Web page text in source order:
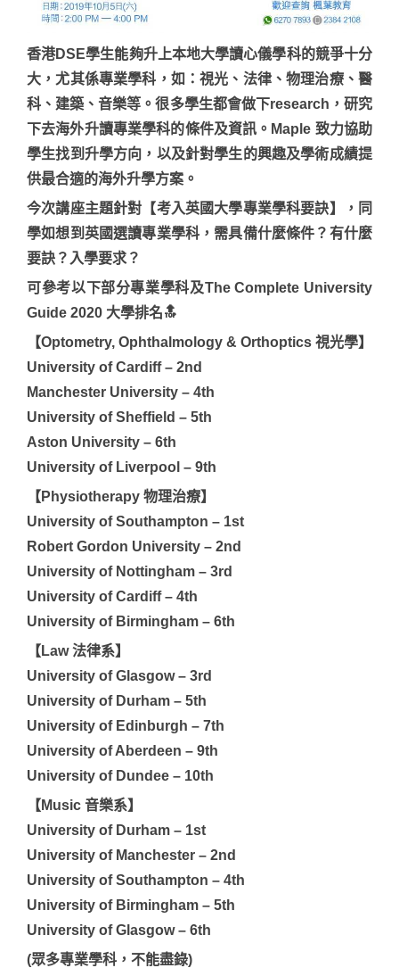
香港DSE學生能夠升上本地大學讀心儀學科的競爭十分
大，尤其係專業學科，如：視光、法律、物理治療、醫
科、建築、音樂等。很多學生都會做下research，研究
下去海外升讀專業學科的條件及資訊。Maple 致力協助
學生找到升學方向，以及針對學生的興趣及學術成績提
供最合適的海外升學方案。
今次講座主題針對【考入英國大學專業學科要訣】，同
學如想到英國選讀專業學科，需具備什麼條件？有什麼
要訣？入學要求？
可參考以下部分專業學科及The Complete University
Guide 2020 大學排名🔝
【Optometry, Ophthalmology & Orthoptics 視光學】
University of Cardiff – 2nd
Manchester University – 4th
University of Sheffield – 5th
Aston University – 6th
University of Liverpool – 9th
【Physiotherapy 物理治療】
University of Southampton – 1st
Robert Gordon University – 2nd
University of Nottingham – 3rd
University of Cardiff – 4th
University of Birmingham – 6th
【Law 法律系】
University of Glasgow – 3rd
University of Durham – 5th
University of Edinburgh – 7th
University of Aberdeen – 9th
University of Dundee – 10th
【Music 音樂系】
University of Durham – 1st
University of Manchester – 2nd
University of Southampton – 4th
University of Birmingham – 5th
University of Glasgow – 6th
(眾多專業學科，不能盡錄)